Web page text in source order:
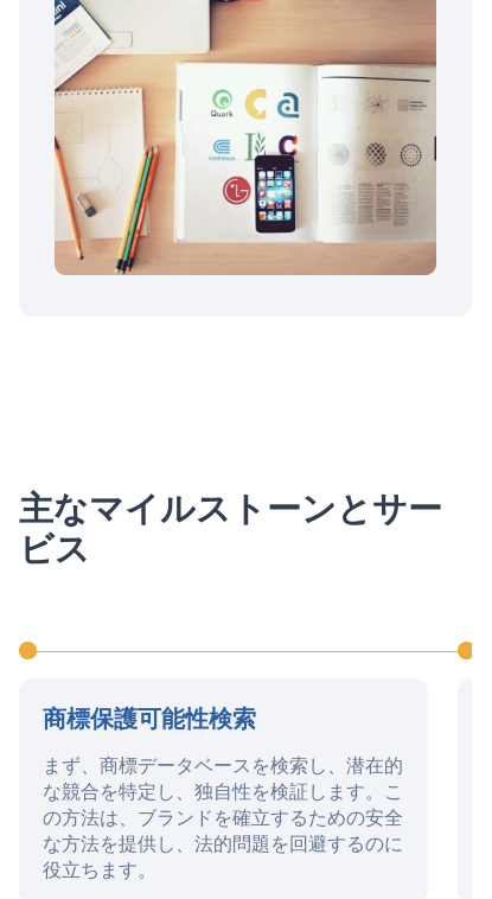
主なマイルストーンとサー
ビス
商標保護可能性検索
まず、商標データベースを検索し、潜在的
な競合を特定し、独自性を検証します。こ
の方法は、ブランドを確立するための安全
な方法を提供し、法的問題を回避するのに
役立ちます。